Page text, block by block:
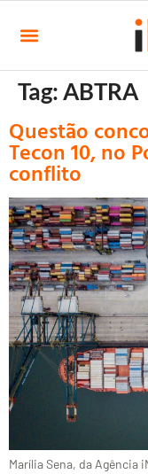
Tag:ABTRA
Questão
Tecon 10, no
conflito
Marília Sena, da Agência